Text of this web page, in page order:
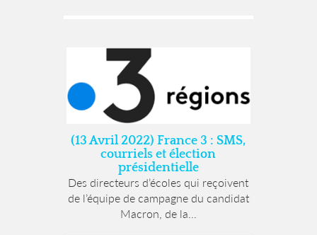
(13 Avril 2022) France 3 : SMS,
courriels et élection
présidentielle
Des directeurs d’écoles qui reçoivent
de l’équipe de campagne du candidat
Macron, de la...